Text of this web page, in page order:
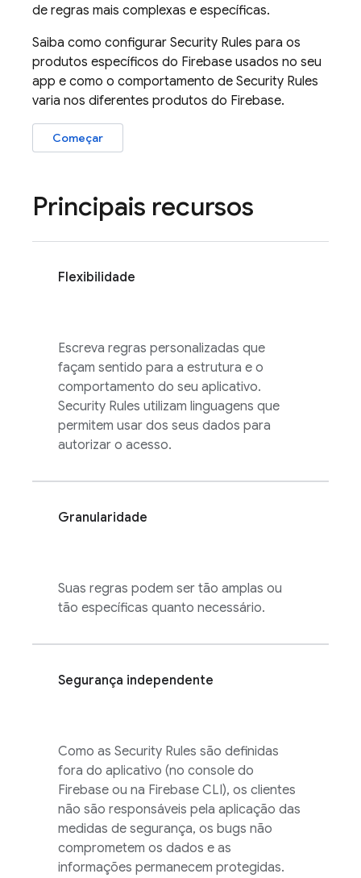
de regras mais complexas e específicas.
Saiba como configurar Security Rules para os
produtos específicos do Firebase usados no seu
app e como o comportamento de Security Rules
varia nos diferentes produtos do Firebase.
Começar
Principais recursos
Flexibilidade
Escreva regras personalizadas que
façam sentido para a estrutura e o
comportamento do seu aplicativo.
Security Rules utilizam linguagens que
permitem usar dos seus dados para
autorizar o acesso.
Granularidade
Suas regras podem ser tão amplas ou
tão específicas quanto necessário.
Segurança independente
Como as Security Rules são definidas
fora do aplicativo (no console do
Firebase ou na Firebase CLI), os clientes
não são responsáveis pela aplicação das
medidas de segurança, os bugs não
comprometem os dados e as
informações permanecem protegidas.